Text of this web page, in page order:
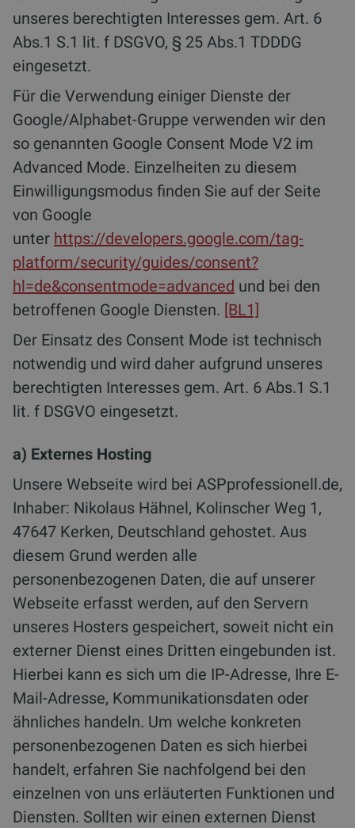
unseres berechtigten Interesses gem. Art. 6
Abs.1 S.1 lit. f DSGVO, § 25 Abs.1 TDDDG
eingesetzt.
Für die Verwendung einiger Dienste der
Google/Alphabet-Gruppe verwenden wir den
so genannten Google Consent Mode V2 im
Advanced Mode. Einzelheiten zu diesem
Einwilligungsmodus finden Sie auf der Seite
von Google
unter https://developers.google.com/tag-
platform/security/guides/consent?
hl=de&consentmode=advanced und bei den
betroffenen Google Diensten. [BL1]
Der Einsatz des Consent Mode ist technisch
notwendig und wird daher aufgrund unseres
berechtigten Interesses gem. Art. 6 Abs.1 S.1
lit. f DSGVO eingesetzt.
a) Externes Hosting
Unsere Webseite wird bei ASPprofessionell.de,
Inhaber: Nikolaus Hähnel, Kolinscher Weg 1,
47647 Kerken, Deutschland gehostet. Aus
diesem Grund werden alle
personenbezogenen Daten, die auf unserer
Webseite erfasst werden, auf den Servern
unseres Hosters gespeichert, soweit nicht ein
externer Dienst eines Dritten eingebunden ist.
Hierbei kann es sich um die IP-Adresse, Ihre E-
Mail-Adresse, Kommunikationsdaten oder
ähnliches handeln. Um welche konkreten
personenbezogenen Daten es sich hierbei
handelt, erfahren Sie nachfolgend bei den
einzelnen von uns erläuterten Funktionen und
Diensten. Sollten wir einen externen Dienst